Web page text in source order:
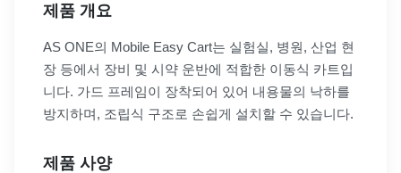
제품 개요
AS ONE의 Mobile Easy Cart는 실험실, 병원, 산업 현
장 등에서 장비 및 시약 운반에 적합한 이동식 카트입
니다. 가드 프레임이 장착되어 있어 내용물의 낙하를
방지하며, 조립식 구조로 손쉽게 설치할 수 있습니다.
제품 사양